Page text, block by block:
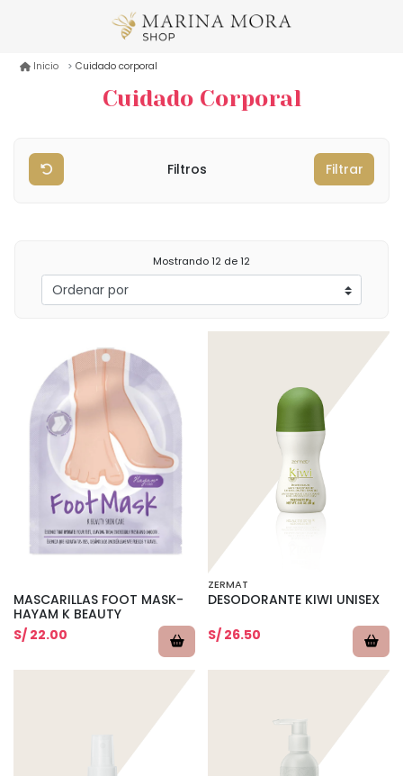
Inicio Cuidado corporal
Cuidado Corporal
Filtros Filtrar
Mostrando12 de 12
MASCARILLAS FOOT MASK-
HAYAM K BEAUTY
S/ 22.00
ZERMAT
DESODORANTE KIWI UNISEX
S/ 26.50